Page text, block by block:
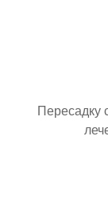
Пересадку